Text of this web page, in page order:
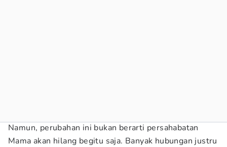
Namun, perubahan ini bukan berarti persahabatan
Mama akan hilang begitu saja. Banyak hubungan justru